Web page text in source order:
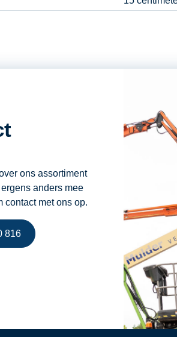
ons assortiment
anders mee
met ons op.
816